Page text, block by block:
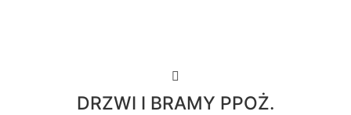
DRZWI I BRAMY PPOŻ.